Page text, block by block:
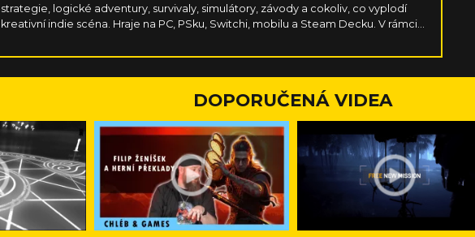
strategie, logické adventury, survivaly, simulátory, závody a cokoliv, co vyplodí
kreativní indie scéna. Hraje na PC, PSku, Switchi, mobilu a Steam Decku. V rámci
zavařující mozek.
DOPORUČENÁ VIDEA